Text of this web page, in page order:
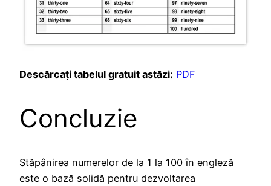
Descărcați tabelul gratuit astăzi: PDF
Concluzie
Stăpânirea numerelor de la 1 la 100 în engleză
este o bază solidă pentru dezvoltarea